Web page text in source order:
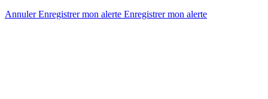
AnnulerEnregistrer mon alerte Enregistrermon alerte